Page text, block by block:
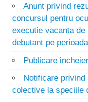
Anunt privind
concursul pentru
executie vacanta
debutant pe
Publicare
Notificare privind
colective la speciile